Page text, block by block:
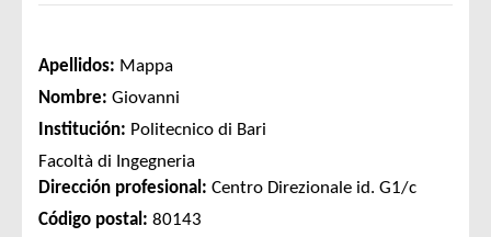
Apellidos: Mappa
Nombre: Giovanni
Institución: Politecnico di Bari
Facoltà di Ingegneria
Dirección profesional: Centro Direzionale id. G1/c
Código postal: 80143